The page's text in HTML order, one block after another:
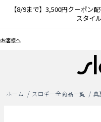
【8/9まで】3,500円クーポン
スタイ
おうちで簡単♪ブラサイズの測り方、選び方
ホーム スロギー全商品一覧 真